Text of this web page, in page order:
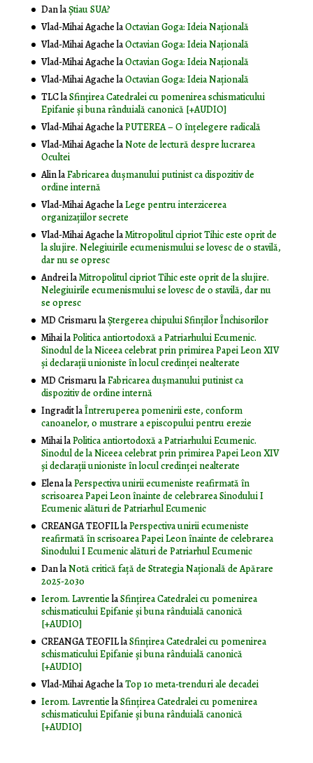
DanlaȘtiau SUA?
Vlad-Mihai AgachelaOctavian Goga: Ideia Naţională
Vlad-Mihai AgachelaOctavian Goga: Ideia Naţională
Vlad-Mihai AgachelaOctavian Goga: Ideia Naţională
Vlad-Mihai AgachelaOctavian Goga: Ideia Naţională
TLClaSfințirea Catedralei cu pomenirea schismaticului
Epifanie și buna rânduială canonică [+AUDIO]
Vlad-Mihai AgachelaPUTEREA – O înţelegere radicală
Vlad-Mihai AgachelaNote de lectură despre lucrarea
Ocultei
AlinlaFabricarea dușmanului putinist ca dispozitiv de
ordine internă
Vlad-Mihai AgachelaLege pentru interzicerea
organizaţiilor secrete
Vlad-Mihai AgachelaMitropolitul cipriot Tihic este oprit de
la slujire. Nelegiuirile ecumenismului se lovesc de o stavilă,
dar nu se opresc
AndreilaMitropolitul cipriot Tihic este oprit de la slujire.
Nelegiuirile ecumenismului se lovesc de o stavilă, dar nu
se opresc
MD CrismarulaŞtergerea chipului Sfinţilor Închisorilor
MihailaPolitica antiortodoxă a Patriarhului Ecumenic.
Sinodul de la Niceea celebrat prin primirea Papei Leon XIV
și declarații unioniste în locul credinței nealterate
MD CrismarulaFabricarea dușmanului putinist ca
dispozitiv de ordine internă
IngraditlaÎntreruperea pomenirii este, conform
canoanelor, o mustrare a episcopului pentru erezie
MihailaPolitica antiortodoxă a Patriarhului Ecumenic.
Sinodul de la Niceea celebrat prin primirea Papei Leon XIV
și declarații unioniste în locul credinței nealterate
ElenalaPerspectiva unirii ecumeniste reafirmată în
scrisoarea Papei Leon înainte de celebrarea Sinodului I
Ecumenic alături de Patriarhul Ecumenic
CREANGA TEOFILlaPerspectiva unirii ecumeniste
reafirmată în scrisoarea Papei Leon înainte de celebrarea
Sinodului I Ecumenic alături de Patriarhul Ecumenic
DanlaNotă critică faţă de Strategia Naţională de Apărare
2025-2030
Ierom. LavrentielaSfințirea Catedralei cu pomenirea
schismaticului Epifanie și buna rânduială canonică
[+AUDIO]
CREANGA TEOFILlaSfințirea Catedralei cu pomenirea
schismaticului Epifanie și buna rânduială canonică
[+AUDIO]
Vlad-Mihai AgachelaTop 10 meta-trenduri ale decadei
Ierom. LavrentielaSfințirea Catedralei cu pomenirea
schismaticului Epifanie și buna rânduială canonică
[+AUDIO]